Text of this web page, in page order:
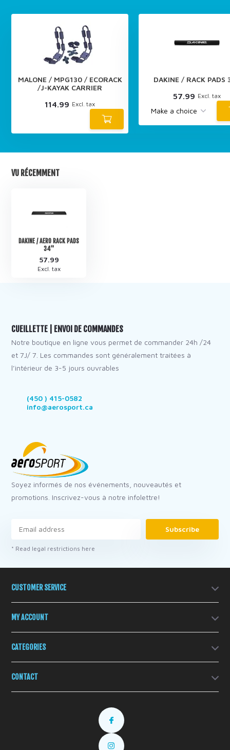
MALONE / MPG130 / ECORACK
/J-KAYAK CARRIER
114.99 Excl. tax
DAKINE / RACK PADS
57.99 Excl. tax
VU RÉCEMMENT
DAKINE / AERO RACK PADS
34''
57.99
Excl. tax
CUEILLETTE | ENVOI DE COMMANDES
Notre boutique en ligne vous permet de commander 24h /24
et 7J/ 7. Les commandes sont généralement traitées à
l’intérieur de 3-5 jours ouvrables
(450 ) 415-0582
info@aerosport.ca
Soyez informés de nos événements, nouveautés et
promotions. Inscrivez-vous à notre infolettre!
Subscribe
* Read legal restrictions here
CUSTOMER SERVICE
MY ACCOUNT
CATEGORIES
CONTACT